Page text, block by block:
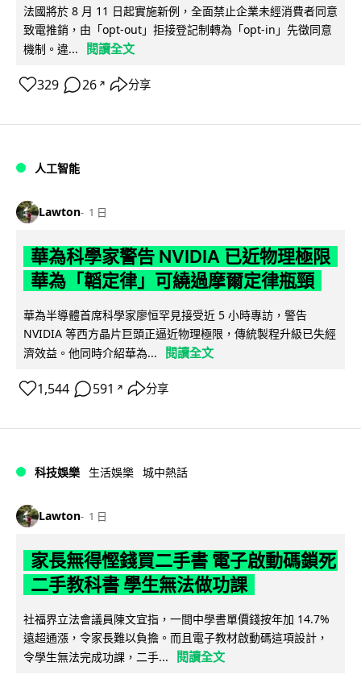
法國將於 8 月 11 日起實施新例，全面禁止企業未經消費者同意
致電推銷，由「opt-out」拒接登記制轉為「opt-in」先徵同意
機制。違...
閱讀全文
329 26 ↗ 分享
人工智能
Lawton 1 日
華為科學家警告 NVIDIA 已近物理極限
華為「韜定律」可繞過摩爾定律瓶頸
華為半導體首席科學家廖恒罕見接受近 5 小時專訪，警告
NVIDIA 等西方晶片巨頭正逼近物理極限，傳統製程升級已失經
濟效益。他同時介紹華為...
閱讀全文
1,544 591 ↗ 分享
科技娛樂 生活娛樂 城中熱話
Lawton 1 日
家長無得慳錢買二手書 電子啟動碼鎖死
二手教科書 學生無法做功課
社福界立法會議員陳文宜指，一間中學書單價錢按年加 14.7%
遠超通漲，令家長難以負擔。而且電子教材啟動碼這項設計，
令學生無法完成功課，二手...
閱讀全文